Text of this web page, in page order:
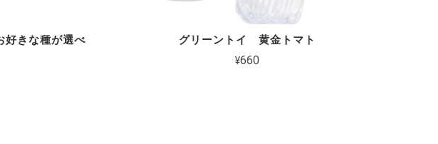
きな種が選べ
グリーントイ 黄金トマト
¥660